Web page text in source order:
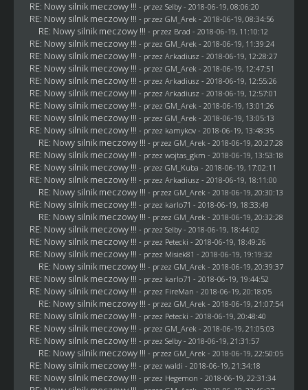
RE: Nowy silnik meczowy !!! - przez Selby- 2018-06-19, 08:06:20
RE: Nowy silnik meczowy !!! - przez GM_Arek - 2018-06-19, 08:34:56
RE: Nowy silnik meczowy !!! - przez Brad - 2018-06-19, 11:10:12
RE: Nowy silnik meczowy !!! - przez GM_Arek - 2018-06-19, 11:39:24
RE: Nowy silnik meczowy !!! - przez Arkadiusz - 2018-06-19, 12:28:27
RE: Nowy silnik meczowy !!! - przez GM_Arek - 2018-06-19, 12:47:51
RE: Nowy silnik meczowy !!! - przez Arkadiusz - 2018-06-19, 12:55:26
RE: Nowy silnik meczowy !!! - przez Arkadiusz - 2018-06-19, 12:57:01
RE: Nowy silnik meczowy !!! - przez GM_Arek - 2018-06-19, 13:01:26
RE: Nowy silnik meczowy !!! - przez GM_Arek - 2018-06-19, 13:05:13
RE: Nowy silnik meczowy !!! - przez kamykov- 2018-06-19, 13:48:35
RE: Nowy silnik meczowy !!! - przez GM_Arek - 2018-06-19, 20:27:28
RE: Nowy silnik meczowy !!! - przez wojtas_gkm - 2018-06-19, 13:53:18
RE: Nowy silnik meczowy !!! - przez GM_Kuba - 2018-06-19, 17:02:11
RE: Nowy silnik meczowy !!! - przez Arkadiusz - 2018-06-19, 18:11:00
RE: Nowy silnik meczowy !!! - przez GM_Arek - 2018-06-19, 20:30:13
RE: Nowy silnik meczowy !!! - przez karlo71 - 2018-06-19, 18:33:49
RE: Nowy silnik meczowy !!! - przez GM_Arek - 2018-06-19, 20:32:28
RE: Nowy silnik meczowy !!! - przez Selby- 2018-06-19, 18:44:02
RE: Nowy silnik meczowy !!! - przez Petecki - 2018-06-19, 18:49:26
RE: Nowy silnik meczowy !!! - przez Misiek81 - 2018-06-19, 19:19:32
RE: Nowy silnik meczowy !!! - przez GM_Arek - 2018-06-19, 20:39:37
RE: Nowy silnik meczowy !!! - przez karlo71 - 2018-06-19, 19:44:52
RE: Nowy silnik meczowy !!! - przez FireMan - 2018-06-19, 20:18:05
RE: Nowy silnik meczowy !!! - przez GM_Arek - 2018-06-19, 21:07:54
RE: Nowy silnik meczowy !!! - przez Petecki - 2018-06-19, 20:48:40
RE: Nowy silnik meczowy !!! - przez GM_Arek - 2018-06-19, 21:05:03
RE: Nowy silnik meczowy !!! - przez Selby- 2018-06-19, 21:31:57
RE: Nowy silnik meczowy !!! - przez GM_Arek - 2018-06-19, 22:50:05
RE: Nowy silnik meczowy !!! - przez waldi - 2018-06-19, 21:34:18
RE: Nowy silnik meczowy !!! - przez Hegemon - 2018-06-19, 22:31:34